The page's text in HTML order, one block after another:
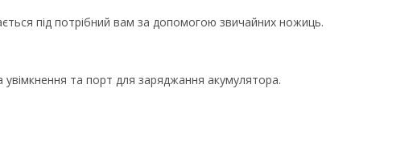
під потрібний вам за допомогою звичайних ножиць.
та порт для заряджання акумулятора.